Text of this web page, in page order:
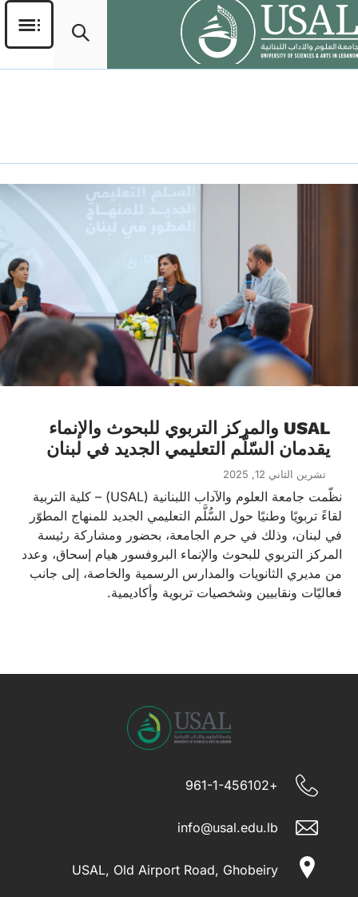
USAL والمركز التربوي للبحوث والإنماء
يقدمان السّلّم التعليمي الجديد في لبنان
تشرين الثاني 12, 2025
نظّمت جامعة العلوم والآداب اللبنانية (USAL) – كلية التربية
لقاءً تربويًا وطنيًا حول السُّلَّم التعليمي الجديد للمنهاج المطوّر
في لبنان، وذلك في حرم الجامعة، بحضور ومشاركة رئيسة
المركز التربوي للبحوث والإنماء البروفسور هيام إسحاق، وعدد
من مديري الثانويات والمدارس الرسمية والخاصة، إلى جانب
فعاليّات ونقابيين وشخصيات تربوية وأكاديمية.
+961-1-456102
info@usal.edu.lb
USAL, Old Airport Road, Ghobeiry